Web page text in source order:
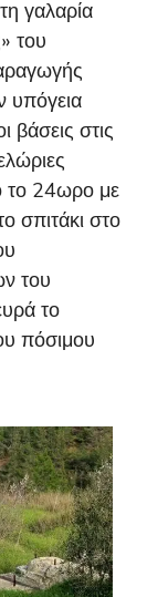
γαλαρία
του
υπόγεια
στις
το 24ωρο με
σπιτάκι στο
του
το
πόσιμου